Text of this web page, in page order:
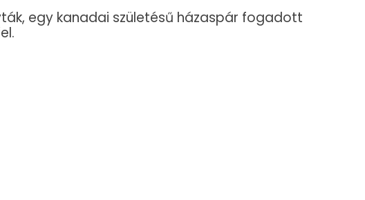
egy kanadai születésű házaspár fogadott